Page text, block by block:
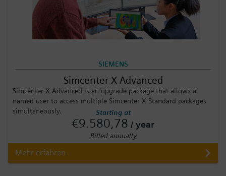
SIEMENS
Simcenter X Advanced
Simcenter X Advanced is an upgrade package that allows a
named user to access multiple Simcenter X Standard packages
simultaneously.
Starting at
€9.580,78 / year
Billed annually
Mehr erfahren